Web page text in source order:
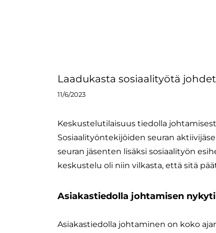
Laadukasta sosiaalityötä
11/6/2023
Keskustelutilaisuus tiedolla
Sosiaalityöntekijöiden seuran
seuran jäsenten lisäksi sosiaalityön
keskustelu oli niin vilkasta, että sitä
Asiakastiedolla johtamisen
Asiakastiedolla johtaminen on koko